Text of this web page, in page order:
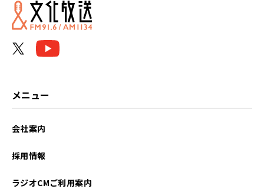
2023年02月
メニュー
会社案内
採用情報
ラジオCMご利用案内